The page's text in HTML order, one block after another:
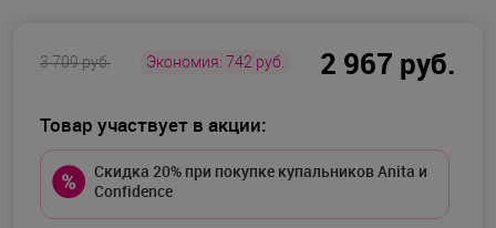
2 967 руб.
3 709 руб. Экономия: 742 руб.
Товар участвует в акции:
Скидка 20% при покупке купальников Anita и
Confidence